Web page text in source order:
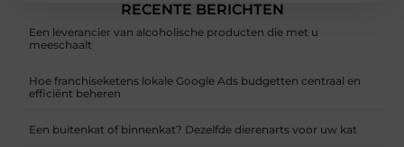
RECENTE BERICHTEN
Een leverancier van alcoholische producten die met u
meeschaalt
Hoe franchiseketens lokale Google Ads budgetten centraal en
efficiënt beheren
Een buitenkat of binnenkat? Dezelfde dierenarts voor uw kat